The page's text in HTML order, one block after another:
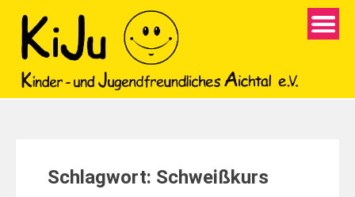
Schlagwort: Schweißkurs